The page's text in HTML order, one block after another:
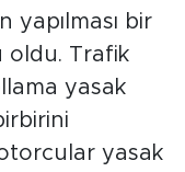
yapılması bir
oldu. Trafik
yasak
yasak